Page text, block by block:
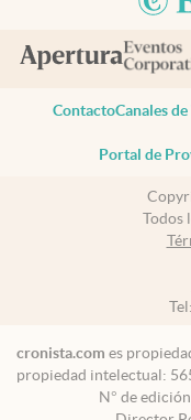
ContactoCanales
Portal de
Todos
Tel:
cronista.com es
propiedad intelectual:
N° de